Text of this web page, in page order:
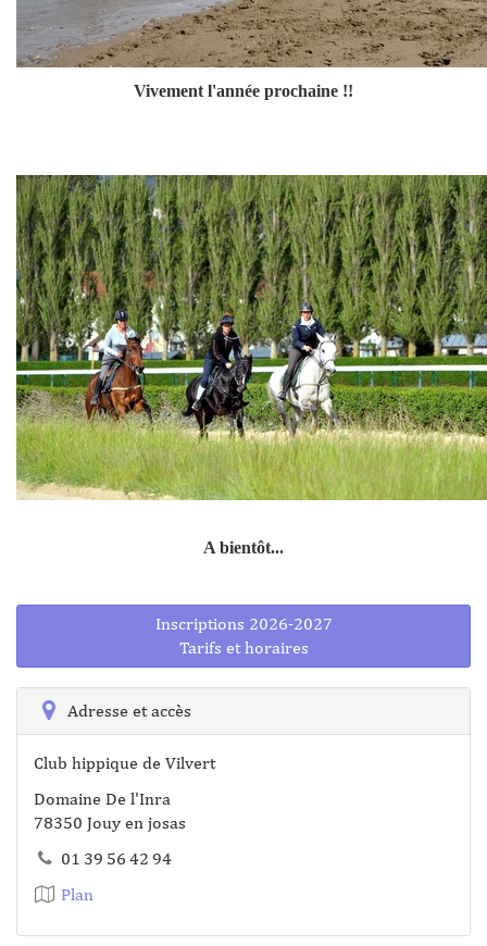
Vivement l'année prochaine !!
A bientôt...
Inscriptions 2026-2027
Tarifs et horaires
Adresse et accès
Club hippique de Vilvert
Domaine De l'Inra
78350 Jouy en josas
01 39 56 42 94
Plan